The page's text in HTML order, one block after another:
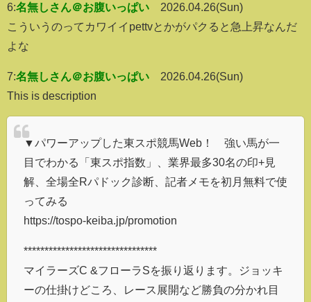
6:名無しさん＠お腹いっぱい
2026.04.26(Sun)
こういうのってカワイイpettvとかがパクると急上昇なんだ
よな
7:名無しさん＠お腹いっぱい
2026.04.26(Sun)
This is description
▼パワーアップした東スポ競馬Web！ 強い馬が一
目でわかる「東スポ指数」、業界最多30名の印+見
解、全場全Rパドック診断、記者メモを初月無料で使
ってみる
https://tospo-keiba.jp/promotion
********************************
マイラーズC &フローラSを振り返ります。ジョッキ
ーの仕掛けどころ、レース展開など勝負の分かれ目